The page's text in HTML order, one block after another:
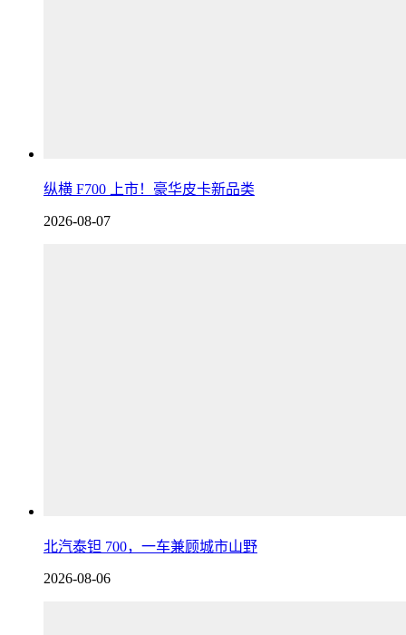
纵横 F700 上市！豪华皮卡新品类
2026-08-07
北汽泰钽 700，一车兼顾城市山野
2026-08-06